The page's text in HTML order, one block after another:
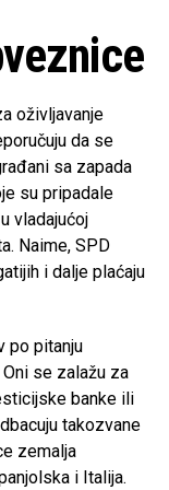
oživljavanje
da se
sa zapada
su pripadale
vladajućoj
Naime, SPD
i dalje plaćaju
po pitanju
se zalažu za
banke ili
takozvane
zemalja
i Italija.